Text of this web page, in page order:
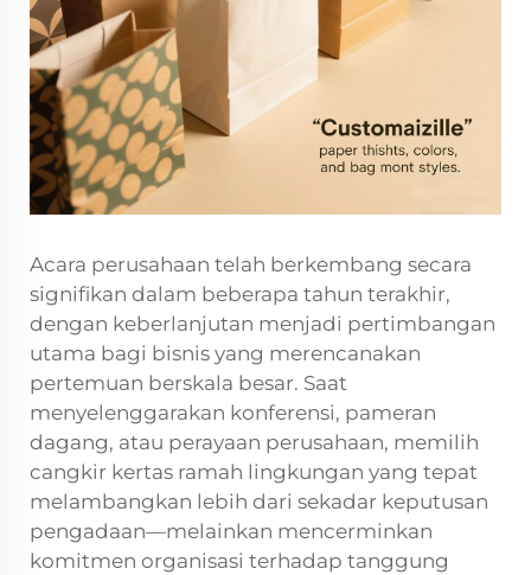
Acara perusahaan telah berkembang secara
signifikan dalam beberapa tahun terakhir,
dengan keberlanjutan menjadi pertimbangan
utama bagi bisnis yang merencanakan
pertemuan berskala besar. Saat
menyelenggarakan konferensi, pameran
dagang, atau perayaan perusahaan, memilih
cangkir kertas ramah lingkungan yang tepat
melambangkan lebih dari sekadar keputusan
pengadaan—melainkan mencerminkan
komitmen organisasi terhadap tanggung